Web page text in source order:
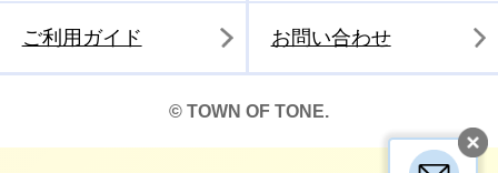
ご利用ガイド お問い合わせ
© TOWN OF TONE.